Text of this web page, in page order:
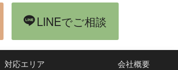
対応エリア 会社概要
LINEでご相談